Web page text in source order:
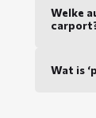
Welke
Wat is